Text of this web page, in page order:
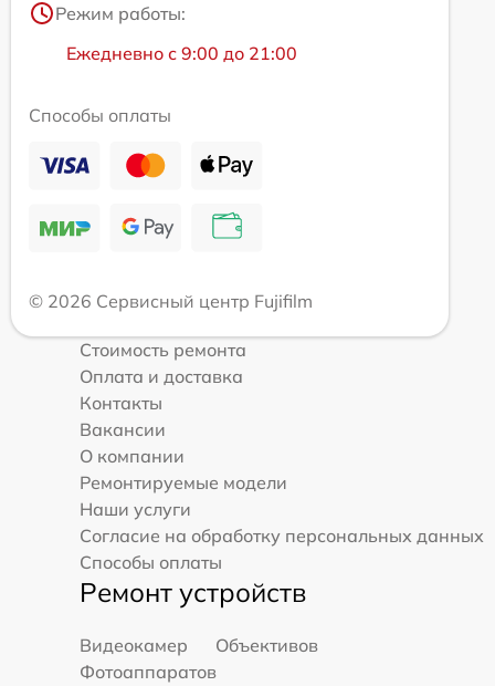
Режим работы:
Ежедневно с 9:00 до 21:00
Способы оплаты
© 2026 Сервисный центр Fujifilm
Стоимость ремонта
Оплата и доставка
Контакты
Вакансии
О компании
Ремонтируемые модели
Наши услуги
Согласие на обработку персональных данных
Способы оплаты
Ремонт устройств
Видеокамер
Объективов
Фотоаппаратов